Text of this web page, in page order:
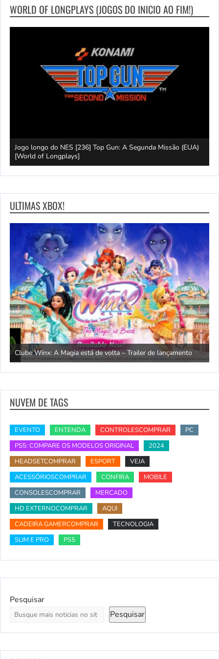
WORLD OF LONGPLAYS (JOGOS DO INICIO AO FIM!)
Jogo longo do NES [236] Top Gun: A Segunda Missão (EUA)
[World of Longplays]
ULTIMAS XBOX!
Clube Winx: A Magia está de volta – Trailer de lançamento
NUVEM DE TAGS
EVENTO ENTENDA CONTROLESCOMPRAR
PC
PS5: COMPARE OS MODELOS ORIGINAL
2024
HEADSETCOMPRAR
ESPORT
VEJA
ACESSÓRIOSCOMPRAR
CONFIRA
MOBILE
CONSOLESCOMPRAR
MERCADO
HD EXTERNOCOMPRAR
AQUI
CADEIRA GAMERCOMPRAR
TECNOLOGIA
SLIM E PRO
PS5
Pesquisar
Pesquisar